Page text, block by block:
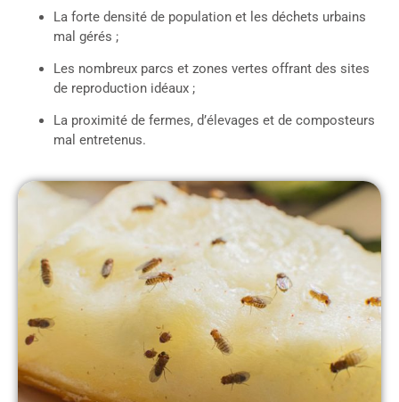
La forte densité de population et les déchets urbains
mal gérés ;
Les nombreux parcs et zones vertes offrant des sites
de reproduction idéaux ;
La proximité de fermes, d’élevages et de composteurs
mal entretenus.